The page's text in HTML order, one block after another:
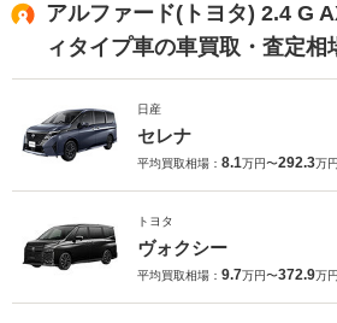
アルファード(トヨタ) 2.4 G
ィタイプ車の車買取・査定相
日産
セレナ
平均買取相場： 8.1万円〜292.3万円
トヨタ
ヴォクシー
平均買取相場： 9.7万円〜372.9万円